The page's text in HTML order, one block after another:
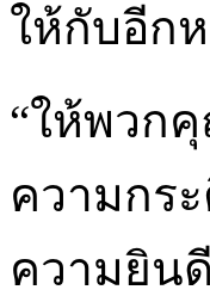
ให้กับอีก
“ให้พวก
ความกร
ความยิน